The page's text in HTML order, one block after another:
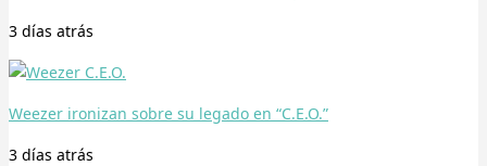
3 días atrás
Weezer ironizan sobre su legado en “C.E.O.”
3 días atrás